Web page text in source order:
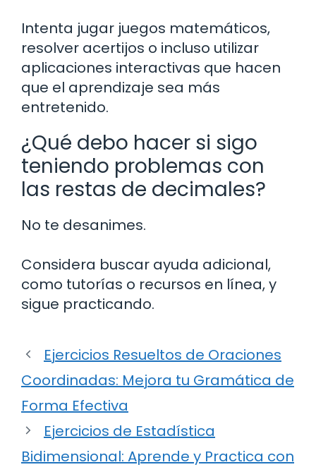
Intenta jugar juegos matemáticos,
resolver acertijos o incluso utilizar
aplicaciones interactivas que hacen
que el aprendizaje sea más
entretenido.
¿Qué debo hacer si sigo
teniendo problemas con
las restas de decimales?
No te desanimes.
Considera buscar ayuda adicional,
como tutorías o recursos en línea, y
sigue practicando.
Ejercicios Resueltos de Oraciones
Coordinadas: Mejora tu Gramática de
Forma Efectiva
Ejercicios de Estadística
Bidimensional: Aprende y Practica con